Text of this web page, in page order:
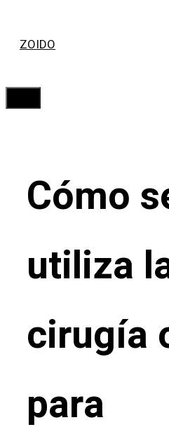
ZOIDO
Cómo
utiliza
cirugía
para